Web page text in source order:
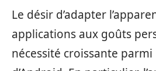
Le désir d’adapter
applications aux goûts
nécessité croissante